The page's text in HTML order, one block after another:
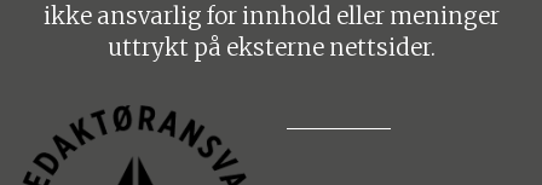
ikke ansvarlig for innhold eller meninger
uttrykt på eksterne nettsider.